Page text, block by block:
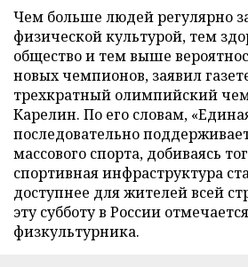
Чем больше людей регулярно
физической культурой, тем
общество и тем выше
новых чемпионов, заявил
трехкратный олимпийский
Карелин. По его словам,
последовательно
массового спорта, добиваясь
спортивная инфраструктура
доступнее для жителей всей
эту субботу в России
физкультурника.